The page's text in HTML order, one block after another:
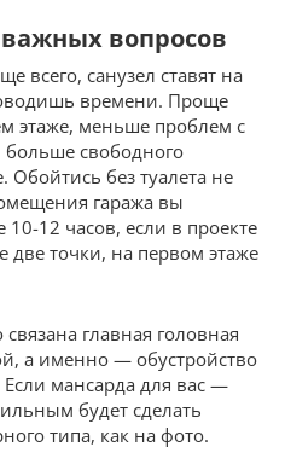
вопросов
всего, санузел ставят на
времени. Проще
этаже, меньше проблем с
больше свободного
Обойтись без туалета не
гаража вы
12 часов, если в проекте
две точки, на первом этаже
главная головная
а именно — обустройство
мансарда для вас —
будет сделать
типа, как на фото.